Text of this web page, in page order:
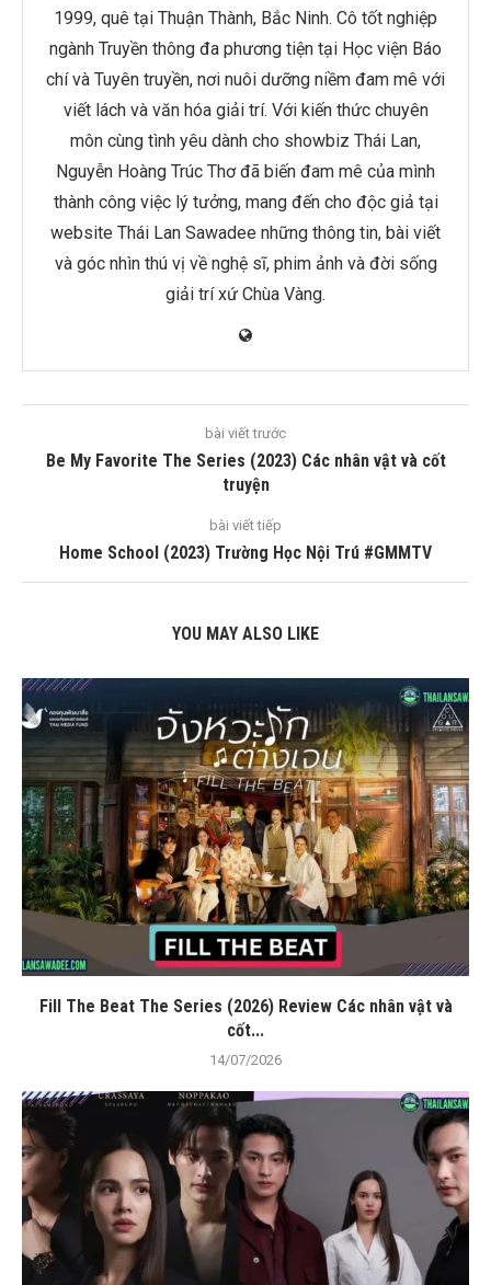
1999, quê tại Thuận Thành, Bắc Ninh. Cô tốt nghiệp
ngành Truyền thông đa phương tiện tại Học viện Báo
chí và Tuyên truyền, nơi nuôi dưỡng niềm đam mê với
viết lách và văn hóa giải trí. Với kiến thức chuyên
môn cùng tình yêu dành cho showbiz Thái Lan,
Nguyễn Hoàng Trúc Thơ đã biến đam mê của mình
thành công việc lý tưởng, mang đến cho độc giả tại
website Thái Lan Sawadee những thông tin, bài viết
và góc nhìn thú vị về nghệ sĩ, phim ảnh và đời sống
giải trí xứ Chùa Vàng.
bài viết trước
Be My Favorite The Series (2023) Các nhân vật và cốt
truyện
bài viết tiếp
Home School (2023) Trường Học Nội Trú #GMMTV
YOU MAY ALSO LIKE
Fill The Beat The Series (2026) Review Các nhân vật và
cốt...
14/07/2026